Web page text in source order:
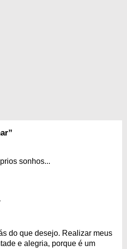
sonhos...
do que desejo. Realizar meus
e alegria, porque é um